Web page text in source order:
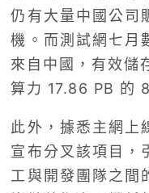
仍有大量中國公司
機。而測試網七月
來自中國，有效儲
算力 17.86 PB 的
此外，據悉主網上
宣布分叉該項目，
工與開發團隊之間